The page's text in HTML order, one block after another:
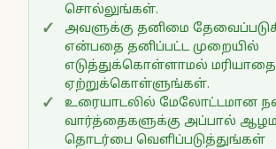
சொல்லுங்கள்.
அவளுக்கு தனிமை
என்பதை தனிப்பட்ட முறையில்
எடுத்துக்கொள்ளாமல்
ஏற்றுக்கொள்ளுங்கள்.
உரையாடலில் மேலோட்டமான
வார்த்தைகளுக்கு அப்பால்
தொடர்பை வெளிப்படுத்துங்கள்